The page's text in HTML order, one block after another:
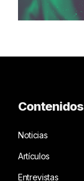
Contenidos
Noticias
Artículos
Entrevistas